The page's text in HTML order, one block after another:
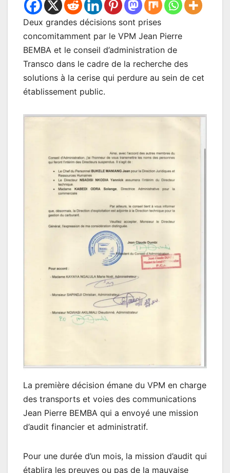
Deux grandes décisions sont prises
concomitamment par le VPM Jean Pierre
BEMBA et le conseil d’administration de
Transco dans le cadre de la recherche des
solutions à la cerise qui perdure au sein de cet
établissement public.
La première décision émane du VPM en charge
des transports et voies des communications
Jean Pierre BEMBA qui a envoyé une mission
d’audit financier et administratif.
Pour une durée d’un mois, la mission d’audit qui
établira les preuves ou pas de la mauvaise